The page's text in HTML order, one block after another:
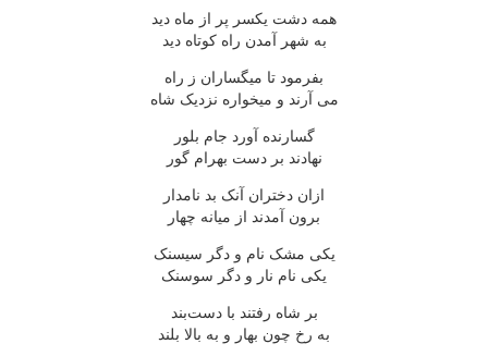
همه دشت یکسر پر از ماه دید
به شهر آمدن راه کوتاه دید
بفرمود تا میگساران ز راه
می آرند و میخواره نزدیک شاه
گسارنده آورد جام بلور
نهادند بر دست بهرام گور
ازان دختران آنک بد نامدار
برون آمدند از میانه چهار
یکی مشک نام و دگر سیسنک
یکی نام نار و دگر سوسنک
بر شاه رفتند با دست‌بند
به رخ چون بهار و به بالا بلند